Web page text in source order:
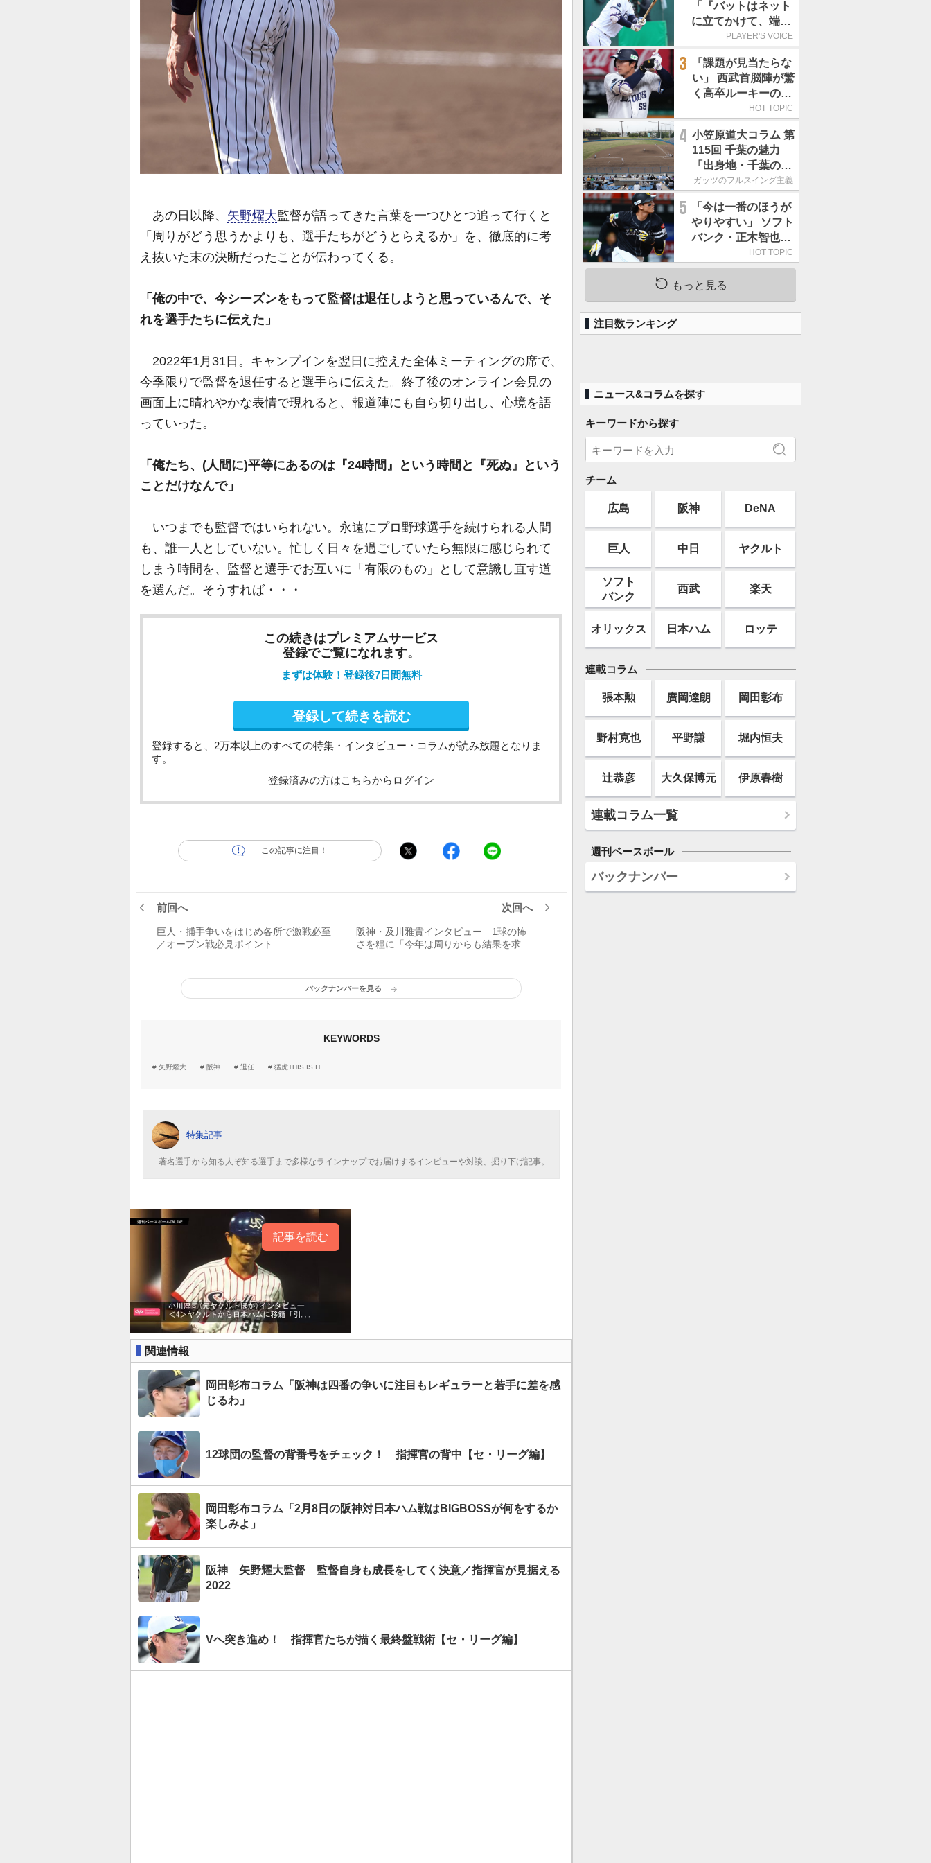
あの日以降、 矢野燿大監督が語ってきた言葉を一つひとつ追って行くと
「周りがどう思うかよりも、選手たちがどうとらえるか」を、徹底的に考
え抜いた末の決断だったことが伝わってくる。
「俺の中で、今シーズンをもって監督は退任しようと思っているんで、そ
れを選手たちに伝えた」
2022年1月31日。キャンプインを翌日に控えた全体ミーティングの席で、
今季限りで監督を退任すると選手らに伝えた。終了後のオンライン会見の
画面上に晴れやかな表情で現れると、報道陣にも自ら切り出し、心境を語
っていった。
「俺たち、(人間に)平等にあるのは『24時間』という時間と『死ぬ』という
ことだけなんで」
いつまでも監督ではいられない。永遠にプロ野球選手を続けられる人間
も、誰一人としていない。忙しく日々を過ごしていたら無限に感じられて
しまう時間を、監督と選手でお互いに「有限のもの」として意識し直す道
を選んだ。そうすれば・・・
この続きはプレミアムサービス
登録でご覧になれます。
まずは体験！登録後7日間無料
登録して続きを読む
登録すると、2万本以上のすべての特集・インタビュー・コラムが読み放題となりま
す。
登録済みの方はこちらからログイン
この記事に注目！
前回へ
巨人・捕手争いをはじめ各所で激戦必至
／オープン戦必見ポイント
次回へ
阪神・及川雅貴インタビュー 1球の怖
さを糧に「今年は周りからも結果を求め
バックナンバーを見る
KEYWORDS
矢野燿大 阪神 退任 猛虎THIS IS IT
特集記事
著名選手から知る人ぞ知る選手まで多様なラインナップでお届けするインビューや対談、掘り下げ記事。
記事を読む
関連情報
岡田彰布コラム「阪神は四番の争いに注目もレギュラーと若手に差を感
じるわ」
12球団の監督の背番号をチェック！ 指揮官の背中【セ・リーグ編】
岡田彰布コラム「2月8日の阪神対日本ハム戦はBIGBOSSが何をするか
楽しみよ」
阪神 矢野耀大監督 監督自身も成長をしてく決意／指揮官が見据える
2022
Vへ突き進め！ 指揮官たちが描く最終盤戦術【セ・リーグ編】
「『バットはネット
に立てかけて、端に
置くんだぞ』と栗山
だきました」／憧れ
の人からの金言
PLAYER'S VOICE
3
「課題が見当たらな
い」 西武首脳陣が驚
く高卒ルーキーの高
HOT TOPIC
4 小笠原道大コラム 第
115回 千葉の魅力
「出身地・千葉の話
の続き。昔から野球
す」
ガッツのフルスイング主義
5
「今は一番のほうが
やりやすい」 ソフト
バンク・正木智也が
覚醒した理由HOT TOPIC
もっと見る
注目数ランキング
ニュース&コラムを探す
キーワードから探す
チーム
広島 阪神 DeNA
巨人 中日 ヤクルト
ソフト
バンク
西武 楽天
オリックス 日本ハム ロッテ
連載コラム
張本勲 廣岡達朗 岡田彰布
野村克也 平野謙 堀内恒夫
辻恭彦 大久保博元 伊原春樹
連載コラム一覧
週刊ベースボール
バックナンバー